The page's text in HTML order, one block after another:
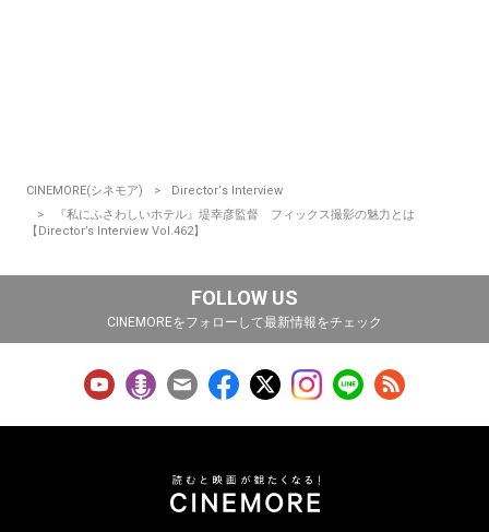
CINEMORE(シネモア)
Director‘s Interview
『私にふさわしいホテル』堤幸彦監督 フィックス撮影の魅力とは
【Director’s Interview Vol.462】
FOLLOW US
CINEMOREをフォローして最新情報をチェック